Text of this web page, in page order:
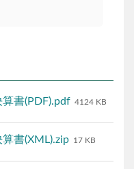
書(PDF).pdf 4124 KB
書(XML).zip 17 KB